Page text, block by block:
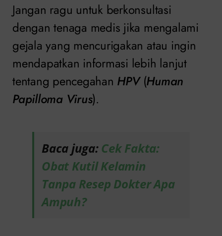
Jangan ragu untuk berkonsultasi
dengan tenaga medis jika mengalami
gejala yang mencurigakan atau ingin
mendapatkan informasi lebih lanjut
tentang pencegahan HPV (Human
Papilloma Virus).
Baca juga:Cek Fakta:
Obat Kutil Kelamin
Tanpa Resep Dokter Apa
Ampuh?